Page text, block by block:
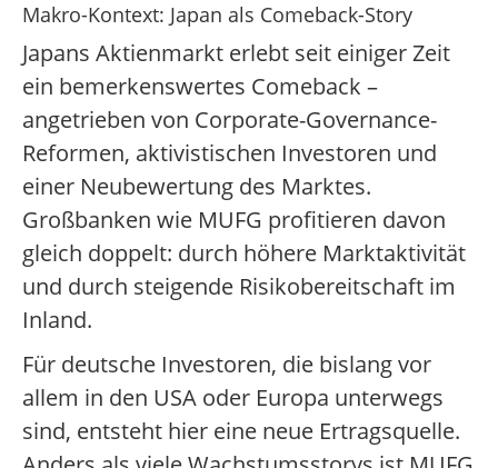
Makro-Kontext: Japan als Comeback-Story
Japans Aktienmarkt erlebt seit einiger Zeit
ein bemerkenswertes Comeback –
angetrieben von Corporate-Governance-
Reformen, aktivistischen Investoren und
einer Neubewertung des Marktes.
Großbanken wie MUFG profitieren davon
gleich doppelt: durch höhere Marktaktivität
und durch steigende Risikobereitschaft im
Inland.
Für deutsche Investoren, die bislang vor
allem in den USA oder Europa unterwegs
sind, entsteht hier eine neue Ertragsquelle.